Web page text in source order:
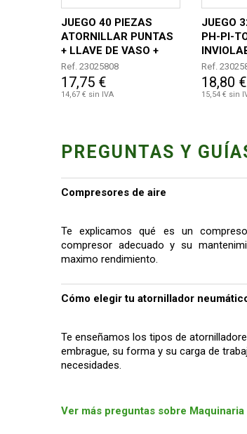
JUEGO 40 PIEZAS
ATORNILLAR PUNTAS
+ LLAVE DE VASO +
GUIA TELESCÓPICA
Ref. 23025808
17,75 €
14,67 € sin IVA
JUEGO
PH-PI-
Ref.
18,80 €
15,54 € sin
PREGUNTAS Y
Compresores de aire
Te explicamos qué es un
compresor adecuado y su
maximo rendimiento.
Cómo elegir tu atornillador
Te enseñamos los tipos de
embrague, su forma y su carga de
necesidades.
Ver más preguntas sobre Maquinaria